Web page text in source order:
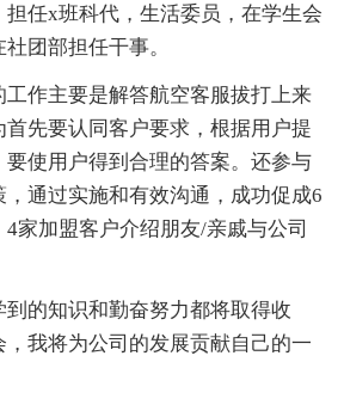
担任x班科代，生活委员，在学生会
团部担任干事。
工作主要是解答航空客服拔打上来
先要认同客户要求，根据用户提
要使用户得到合理的答案。还参与
通过实施和有效沟通，成功促成6
家加盟客户介绍朋友/亲戚与公司
到的知识和勤奋努力都将取得收
我将为公司的发展贡献自己的一